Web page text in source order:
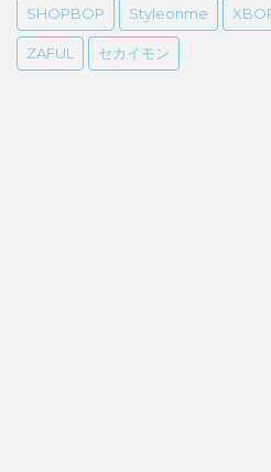
SHOPBOP Styleonme
ZAFUL セカイモン